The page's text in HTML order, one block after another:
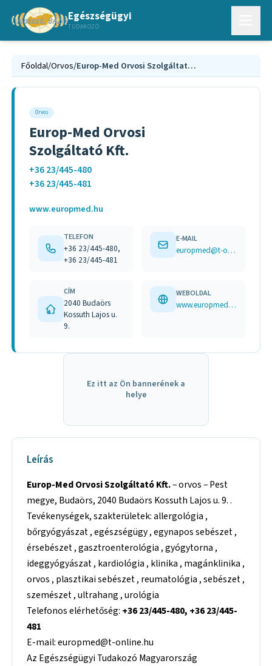
Egészségügyi
TUDAKOZÓ
Főoldal/Orvos/ Europ-Med Orvosi Szolgáltató Kft.
Orvos
Europ-Med Orvosi
Szolgáltató Kft.
+36 23/445-480
+36 23/445-481
www.europmed.hu
TELEFON
+36 23/445-480,
+36 23/445-481
E-MAIL
europmed@t-online.hu
CÍM
2040 Budaörs
Kossuth Lajos u.
9.
WEBOLDAL
www.europmed.hu
Ez itt az Ön bannerének a
helye
Leírás
Europ-Med Orvosi Szolgáltató Kft.– orvos – Pest
megye, Budaörs, 2040 Budaörs Kossuth Lajos u. 9. .
Tevékenységek, szakterületek: allergológia ,
bőrgyógyászat , egészségügy , egynapos sebészet ,
érsebészet , gasztroenterológia , gyógytorna ,
ideggyógyászat , kardiológia , klinika , magánklinika ,
orvos , plasztikai sebészet , reumatológia , sebészet ,
szemészet , ultrahang , urológia
Telefonos elérhetőség: +36 23/445-480, +36 23/445-
481
E-mail: europmed@t-online.hu
Az Egészségügyi Tudakozó Magyarország